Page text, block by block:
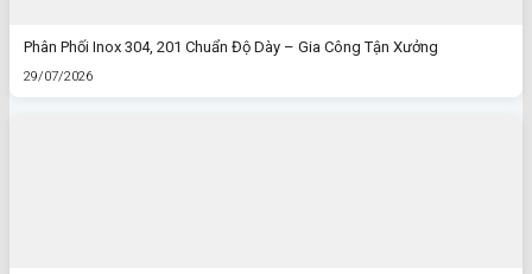
Phân Phối Inox 304, 201 Chuẩn Độ Dày – Gia Công Tận Xưởng
29/07/2026